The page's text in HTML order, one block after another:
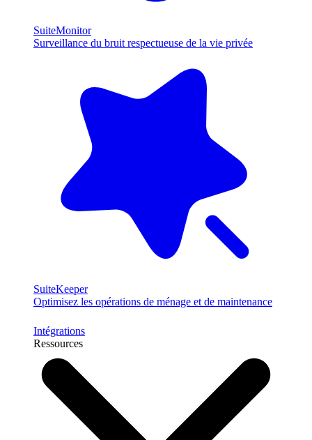
SuiteMonitor
Surveillance du bruit respectueuse de la vie privée
SuiteKeeper
Optimisez les opérations de ménage et de maintenance
Intégrations
Ressources